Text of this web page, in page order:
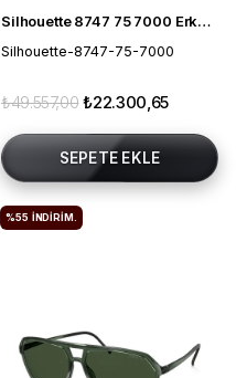
Silhouette 8747 75 7000 Erkek Güneş Gözlüğü
Silhouette-8747-75-7000
₺22.300,65
₺49.557,00
SEPETE EKLE
%55 İNDIRIM.